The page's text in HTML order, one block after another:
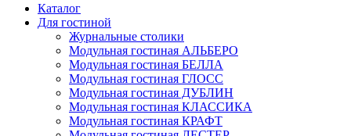
Каталог
Для гостиной
Журнальные столики
Модульная гостиная АЛЬБЕРО
Модульная гостиная БЕЛЛА
Модульная гостиная ГЛОСС
Модульная гостиная ДУБЛИН
Модульная гостиная КЛАССИКА
Модульная гостиная КРАФТ